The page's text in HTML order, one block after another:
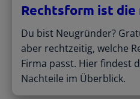
Rechtsform ist die
Du bist Neugründer?
aber rechtzeitig, welche
Firma passt. Hier findest
Nachteile im Überblick.